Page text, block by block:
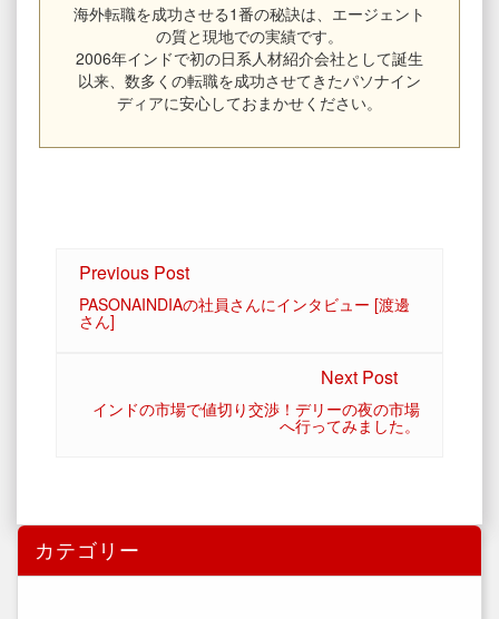
海外転職を成功させる1番の秘訣は、エージェント
の質と現地での実績です。
2006年インドで初の日系人材紹介会社として誕生
以来、数多くの転職を成功させてきたパソナイン
ディアに安心しておまかせください。
Previous Post
PASONAINDIAの社員さんにインタビュー [渡邊
さん]
Next Post
インドの市場で値切り交渉！デリーの夜の市場
へ行ってみました。
カテゴリー